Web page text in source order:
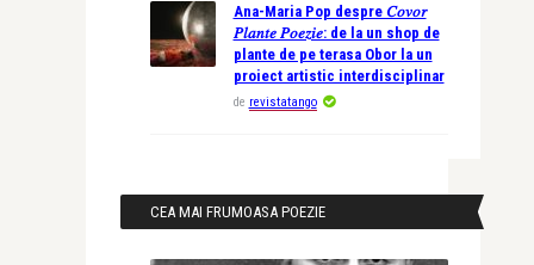
Ana-Maria Pop despre 𝐶𝑜𝑣𝑜𝑟
𝑃𝑙𝑎𝑛𝑡𝑒 𝑃𝑜𝑒𝑧𝑖𝑒: de la un shop de
plante de pe terasa Obor la un
proiect artistic interdisciplinar
de revistatango
CEA MAI FRUMOASA POEZIE